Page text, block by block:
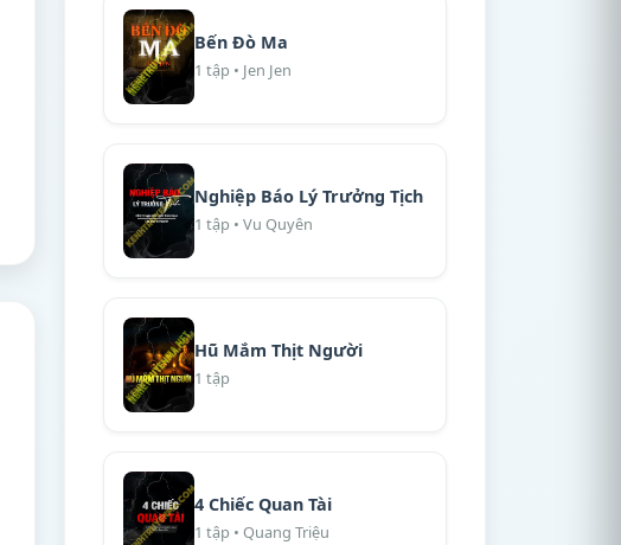
Bến Đò Ma
1 tập • Jen Jen
Nghiệp Báo Lý Trưởng Tịch
1 tập • Vu Quyên
Hũ Mắm Thịt Người
1 tập
4 Chiếc Quan Tài
1 tập • Quang Triệu